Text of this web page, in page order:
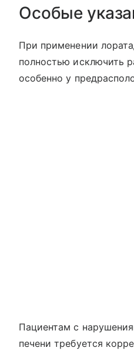
Особые
При применении
полностью исключить
особенно у
Пациентам с
печени требуется